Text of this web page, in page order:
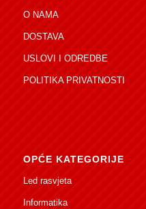
O NAMA
DOSTAVA
USLOVI I ODREDBE
POLITIKA PRIVATNOSTI
OPĆE KATEGORIJE
Led rasvjeta
Informatika